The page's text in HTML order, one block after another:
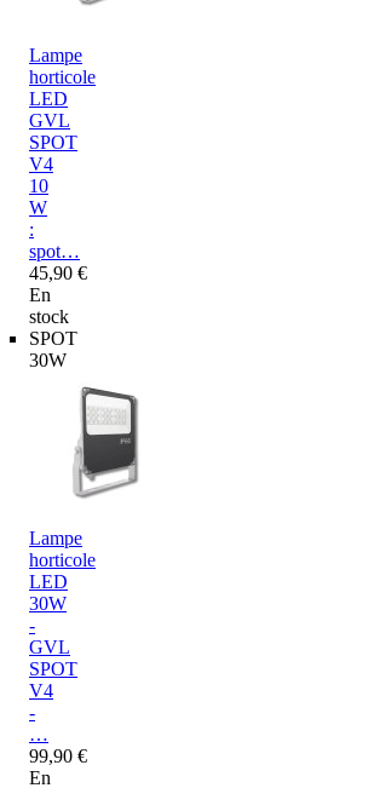
Lampe
horticole
LED
GVL
SPOT
V4
10
W
:
spot…
45,90 €
En
stock
SPOT
30W
Lampe
horticole
LED
30W
-
GVL
SPOT
V4
-
…
99,90 €
En